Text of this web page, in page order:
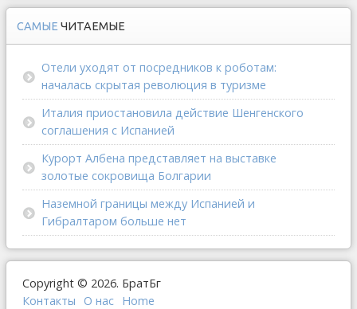
САМЫЕ ЧИТАЕМЫЕ
Отели уходят от посредников к роботам:
началась скрытая революция в туризме
Италия приостановила действие Шенгенского
соглашения с Испанией
Курорт Албена представляет на выставке
золотые сокровища Болгарии
Наземной границы между Испанией и
Гибралтаром больше нет
Copyright © 2026. БратБг
Контакты
О наc Home